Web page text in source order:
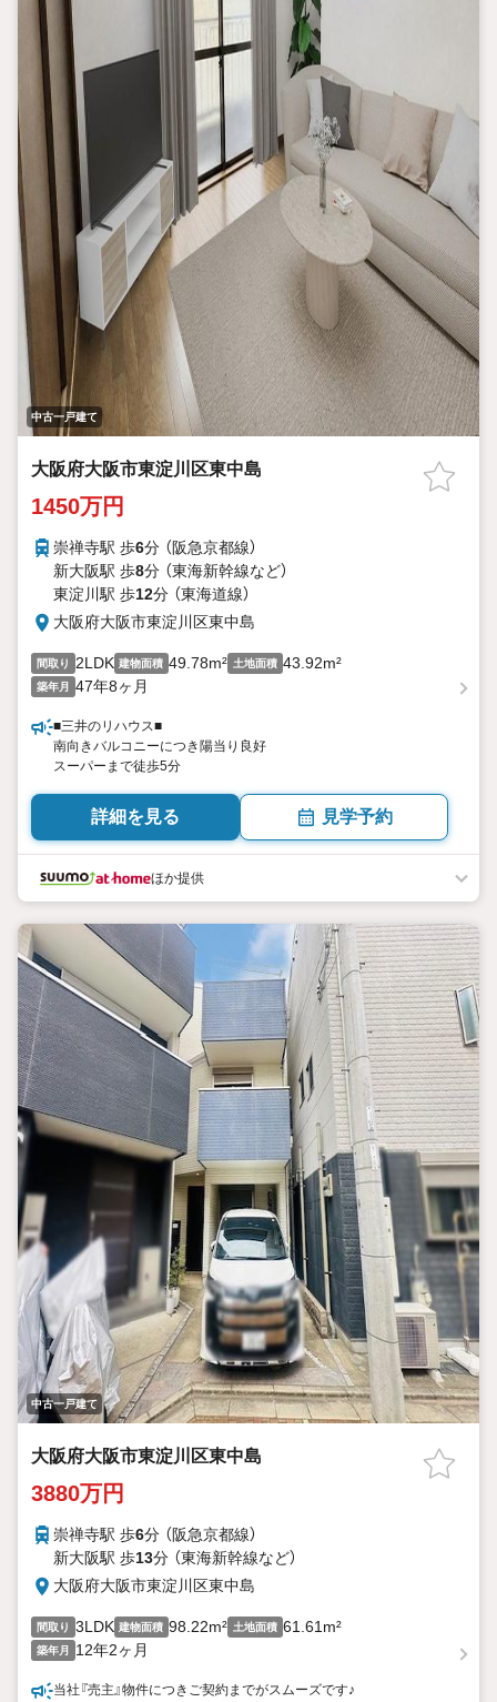
中古一戸建て
大阪府大阪市東淀川区東中島
1450万円
崇禅寺駅 歩6分 （阪急京都線）
新大阪駅 歩8分 （東海新幹線など）
東淀川駅 歩12分 （東海道線）
大阪府大阪市東淀川区東中島
間取り 2LDK 建物面積 49.78m² 土地面積 43.92m²
築年月 47年8ヶ月
■三井のリハウス■
南向きバルコニーにつき陽当り良好
スーパーまで徒歩5分
詳細を見る 見学予約
ほか提供
中古一戸建て
大阪府大阪市東淀川区東中島
3880万円
崇禅寺駅 歩6分 （阪急京都線）
新大阪駅 歩13分 （東海新幹線など）
大阪府大阪市東淀川区東中島
間取り 3LDK 建物面積 98.22m² 土地面積 61.61m²
築年月 12年2ヶ月
当社『売主』物件につきご契約までがスムーズです♪